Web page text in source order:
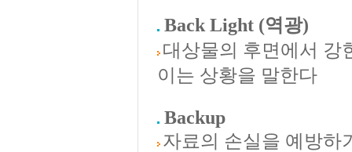
Back Light (역광)
대상물의 후면에서 강
이는 상황을 말한다
Backup
자료의 손실을 예방하